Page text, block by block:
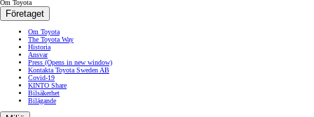
Toyota nyhetsbrev
Allt om elbil från Toyota
Toyota Aygo X
Toyota bZ4X
Toyota bZ4X Touring
Toyota C-HR
Toyota C-HR+
Toyota Corolla
Toyota Corolla Cross
Toyota GR Yaris
Toyota Land Cruiser
Toyota RAV4
Toyota Yaris
Toyota Yaris Cross
Fler nyhetsbrev